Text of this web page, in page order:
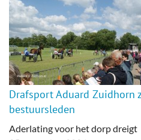
Drafsport Aduard Zuidhorn
bestuursleden
Aderlating voor het dorp dreigt